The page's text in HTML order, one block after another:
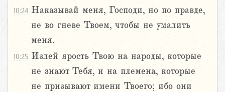
10:24 Наказывай меня, Господи, но по правде,
не во гневе Твоем, чтобы не умалить
меня.
10:25 Излей ярость Твою на народы, которые
не знают Тебя, и на племена, которые
не призывают имени Твоего; ибо они